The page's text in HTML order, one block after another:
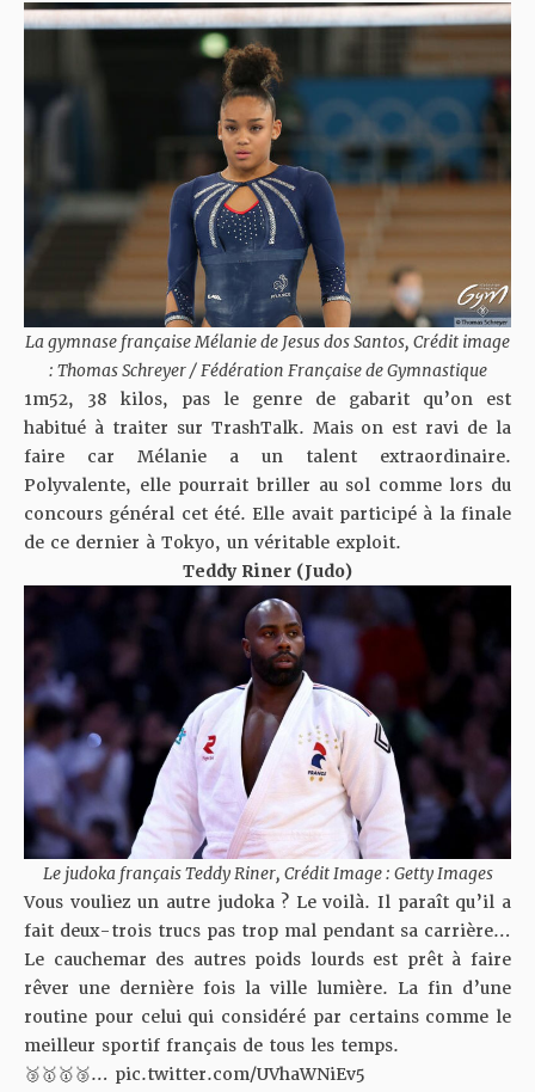
La gymnase française Mélanie de Jesus dos Santos, Crédit image
: Thomas Schreyer / Fédération Française de Gymnastique
1m52, 38 kilos, pas le genre de gabarit qu’on est
habitué à traiter sur TrashTalk. Mais on est ravi de la
faire car Mélanie a un talent extraordinaire.
Polyvalente, elle pourrait briller au sol comme lors du
concours général cet été. Elle avait participé à la finale
de ce dernier à Tokyo, un véritable exploit.
Teddy Riner (Judo)
Le judoka français Teddy Riner, Crédit Image : Getty Images
Vous vouliez un autre judoka ? Le voilà. Il paraît qu’il a
fait deux-trois trucs pas trop mal pendant sa carrière…
Le cauchemar des autres poids lourds est prêt à faire
rêver une dernière fois la ville lumière. La fin d’une
routine pour celui qui considéré par certains comme le
meilleur sportif français de tous les temps.
🥉🥇🥇🥉… pic.twitter.com/UVhaWNiEv5